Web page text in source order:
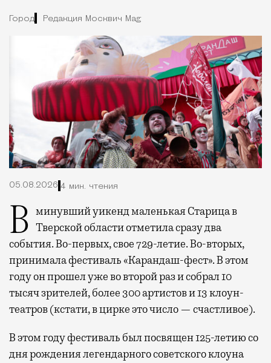
Город Редакция Москвич Mag
05.08.2026 4 мин. чтения
В минувший уикенд маленькая Старица в Тверской области отметила сразу два
события. Во-первых, свое 729-летие. Во-вторых,
принимала фестиваль «Карандаш-фест». В этом
году он прошел уже во второй раз и собрал 10
тысяч зрителей, более 300 артистов и 13 клоун-
театров (кстати, в цирке это число — счастливое).
В этом году фестиваль был посвящен 125-летию со
дня рождения легендарного советского клоуна